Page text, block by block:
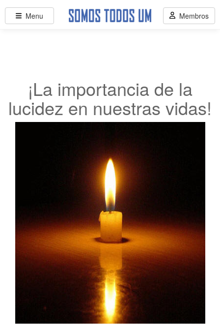
¡La importancia de la
lucidez en nuestras vidas!
Menu Membros